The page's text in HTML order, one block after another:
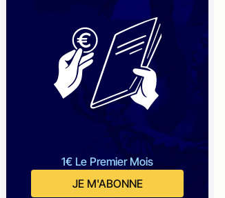
1€ Le Premier Mois
JE M'ABONNE